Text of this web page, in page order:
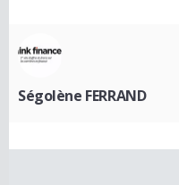
Ségolène FERRAND